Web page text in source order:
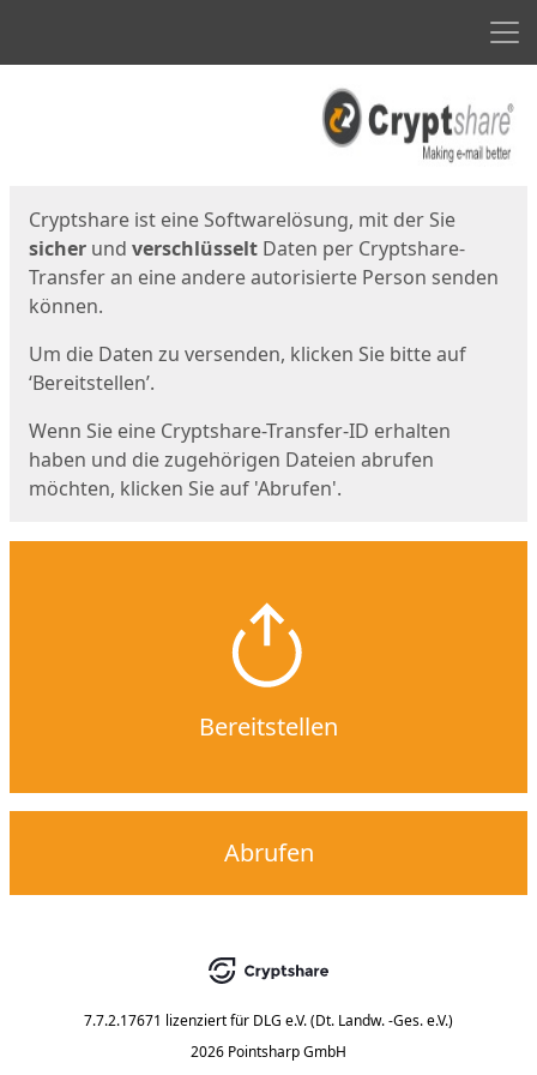
Cryptshare ist eine Softwarelösung, mit der Sie
sicher und verschlüsselt Daten per Cryptshare-
Transfer an eine andere autorisierte Person senden
können.
Um die Daten zu versenden, klicken Sie bitte auf
‘Bereitstellen’.
Wenn Sie eine Cryptshare-Transfer-ID erhalten
haben und die zugehörigen Dateien abrufen
möchten, klicken Sie auf 'Abrufen'.
Bereitstellen
Abrufen
7.7.2.17671 lizenziert für DLG e.V. (Dt. Landw. -Ges. e.V.)
2026 Pointsharp GmbH